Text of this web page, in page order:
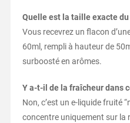
Quelle est la taille exacte
Vous recevrez un flacon
60ml, rempli à hauteur de
surboosté en arômes.
Y a-t-il de la fraîcheur dans
Non, c’est un e-liquide fruité
concentre uniquement sur la